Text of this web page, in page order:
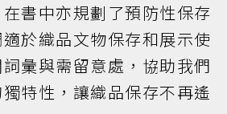
書中亦規劃了預防性保存
於織品文物保存和展示使
彙與需留意處，協助我們
特性，讓織品保存不再遙